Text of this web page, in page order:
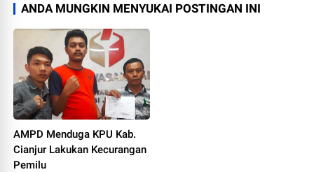
ANDA MUNGKIN MENYUKAI POSTINGAN INI
AMPD Menduga KPU Kab.
Cianjur Lakukan Kecurangan
Pemilu